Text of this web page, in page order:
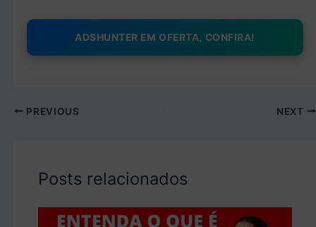
ADSHUNTER EM OFERTA, CONFIRA!
PREVIOUS NEXT
Posts relacionados